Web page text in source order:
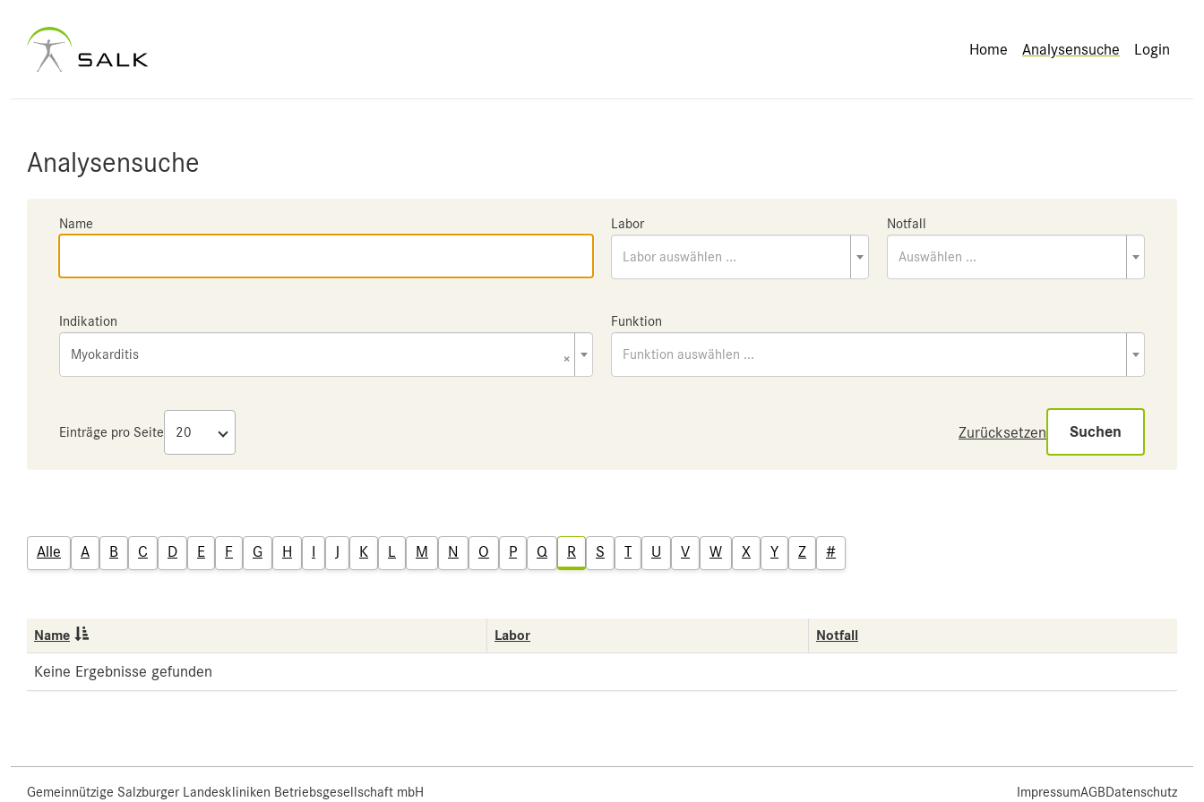
Home Analysensuche Login
Analysensuche
Name Labor
Labor auswählen ...
Notfall
Auswählen ...
Indikation
×
Myokarditis
Funktion
Funktion auswählen ...
Einträge pro Seite Zurücksetzen Suchen
Alle A B C D E F G H I J K L M N O P Q R S T U V W X Y Z #
Name Labor Notfall
Keine Ergebnisse gefunden
Gemeinnützige Salzburger Landeskliniken Betriebsgesellschaft mbH ImpressumAGBDatenschutz